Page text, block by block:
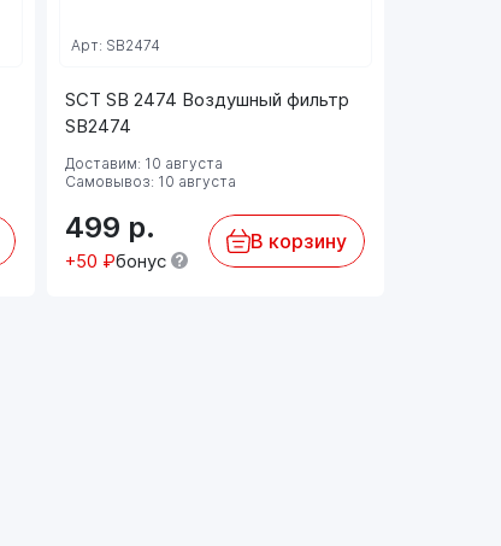
SCT SB 2474 Воздушный фильтр
SB2474
Арт: SB2474
Доставим: 10 августа
Самовывоз: 10 августа
499 р.
+50 ₽бонус
В корзину